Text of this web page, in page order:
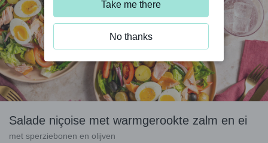
Salade niçoise met warmgerookte zalm en ei
met sperziebonen en olijven
Take me there
No thanks